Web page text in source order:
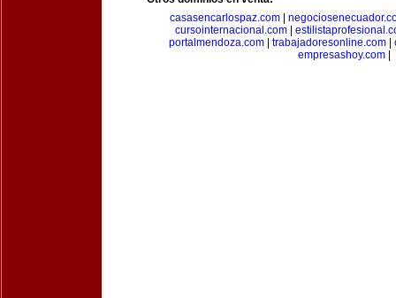
casasencarlospaz.com|
cursointernacional.com|
portalmendoza.com| trabajadoresonline.com|
empresashoy.com|